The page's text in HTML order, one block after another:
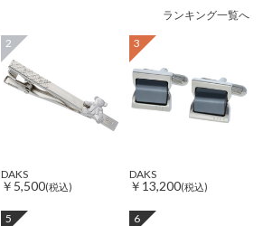
ランキング一覧へ
2
DAKS
￥5,500(税込)
3
DAKS
￥13,200(税込)
5 6